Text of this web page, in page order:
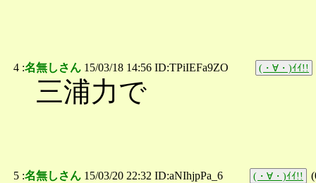
4 :名無しさん 15/03/18 14:56 ID:TPiIEFa9ZO (・∀・)ｲｲ!!
三浦力で
5 :名無しさん 15/03/20 22:32 ID:aNIhjpPa_6 (・∀・)ｲｲ!! (